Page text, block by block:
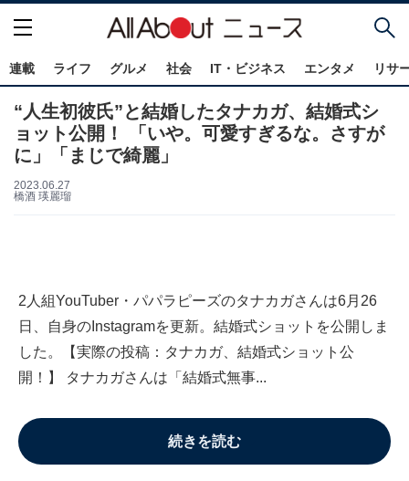
連載 ライフ グルメ 社会 IT・ビジネス エンタメ リサ
“人生初彼氏”と結婚したタナカガ、結婚式シ
ョット公開！ 「いや。可愛すぎるな。さすが
に」「まじで綺麗」
2023.06.27
橋酒 瑛麗瑠
2人組YouTuber・パパラピーズのタナカガさんは6月26
日、自身のInstagramを更新。結婚式ショットを公開しま
した。【実際の投稿：タナカガ、結婚式ショット公
開！】 タナカガさんは「結婚式無事...
続きを読む